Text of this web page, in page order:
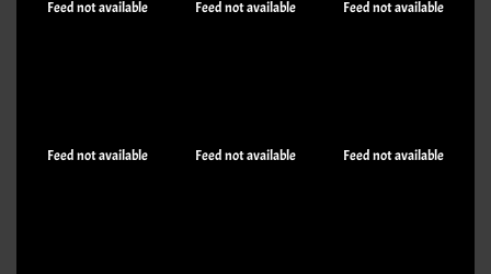
Feed not available Feed not available Feed not available
Feed not available Feed not available Feed not available